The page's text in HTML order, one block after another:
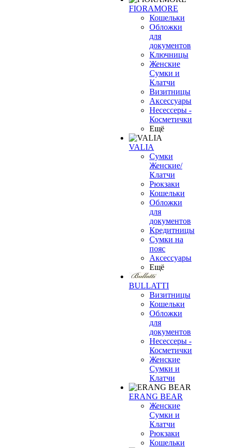
FIORAMORE
Кошельки
Обложки
для
документов
Ключницы
Женские
Сумки и
Клатчи
Визитницы
Аксессуары
Несессеры -
Косметички
Ещё
VALIA
Сумки
Женские/
Клатчи
Рюкзаки
Кошельки
Обложки
для
документов
Кредитницы
Сумки на
пояс
Аксессуары
Ещё
BULLATTI
Визитницы
Кошельки
Обложки
для
документов
Несессеры -
Косметички
Женские
Сумки и
Клатчи
ERANG BEAR
Женские
Сумки и
Клатчи
Рюкзаки
Кошельки